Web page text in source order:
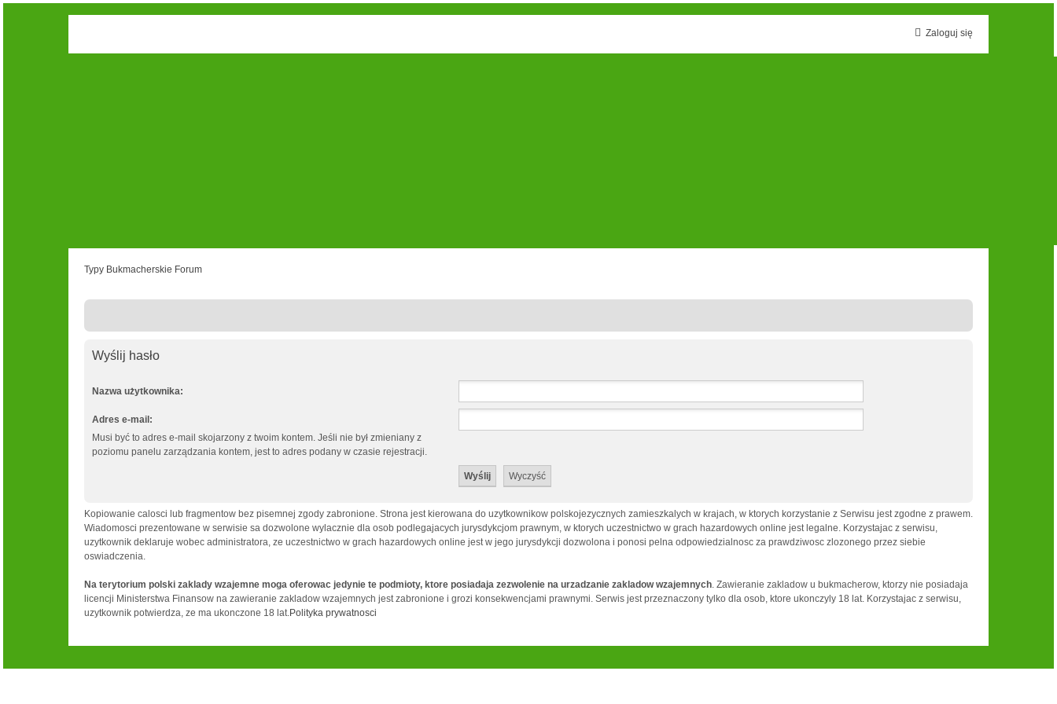
Zaloguj się
Typy Bukmacherskie Forum
Wyślij hasło
Nazwa użytkownika:
Adres e-mail:
Musi być to adres e-mail skojarzony z twoim kontem. Jeśli nie był zmieniany z
poziomu panelu zarządzania kontem, jest to adres podany w czasie rejestracji.
Kopiowanie calosci lub fragmentow bez pisemnej zgody zabronione. Strona jest kierowana do uzytkownikow polskojezycznych zamieszkalych w krajach, w ktorych korzystanie z Serwisu jest zgodne z prawem.
Wiadomosci prezentowane w serwisie sa dozwolone wylacznie dla osob podlegajacych jurysdykcjom prawnym, w ktorych uczestnictwo w grach hazardowych online jest legalne. Korzystajac z serwisu,
uzytkownik deklaruje wobec administratora, ze uczestnictwo w grach hazardowych online jest w jego jurysdykcji dozwolona i ponosi pelna odpowiedzialnosc za prawdziwosc zlozonego przez siebie
oswiadczenia.
Na terytorium polski zaklady wzajemne moga oferowac jedynie te podmioty, ktore posiadaja zezwolenie na urzadzanie zakladow wzajemnych. Zawieranie zakladow u bukmacherow, ktorzy nie posiadaja
licencji Ministerstwa Finansow na zawieranie zakladow wzajemnych jest zabronione i grozi konsekwencjami prawnymi. Serwis jest przeznaczony tylko dla osob, ktore ukonczyly 18 lat. Korzystajac z serwisu,
uzytkownik potwierdza, ze ma ukonczone 18 lat.Polityka prywatnosci